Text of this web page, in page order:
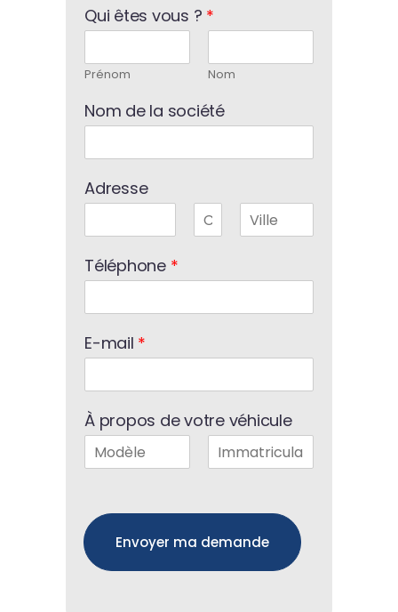
Qui êtes vous ? *
Prénom Nom
Nom de la société
Adresse
P
r
é
n
m
2
r
n
N
Téléphone *
E-mail *
À propos de votre véhicule
P
o
m
N
Envoyer ma demande